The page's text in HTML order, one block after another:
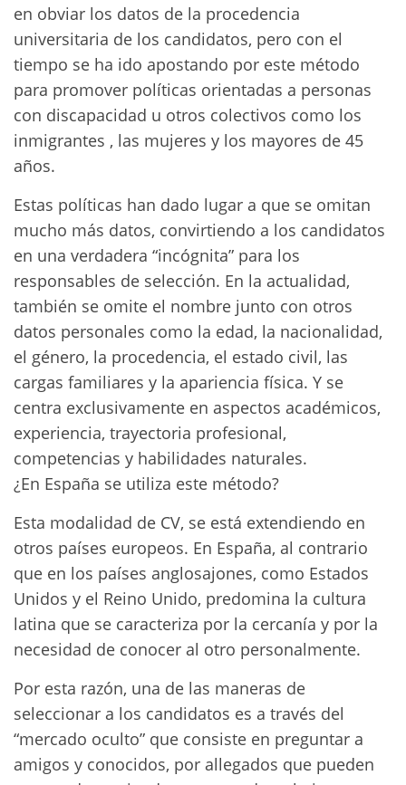
en obviar los datos de la procedencia
universitaria de los candidatos, pero con el
tiempo se ha ido apostando por este método
para promover políticas orientadas a personas
con discapacidad u otros colectivos como los
inmigrantes , las mujeres y los mayores de 45
años.
Estas políticas han dado lugar a que se omitan
mucho más datos, convirtiendo a los candidatos
en una verdadera “incógnita” para los
responsables de selección. En la actualidad,
también se omite el nombre junto con otros
datos personales como la edad, la nacionalidad,
el género, la procedencia, el estado civil, las
cargas familiares y la apariencia física. Y se
centra exclusivamente en aspectos académicos,
experiencia, trayectoria profesional,
competencias y habilidades naturales.
¿En España se utiliza este método?
Esta modalidad de CV, se está extendiendo en
otros países europeos. En España, al contrario
que en los países anglosajones, como Estados
Unidos y el Reino Unido, predomina la cultura
latina que se caracteriza por la cercanía y por la
necesidad de conocer al otro personalmente.
Por esta razón, una de las maneras de
seleccionar a los candidatos es a través del
“mercado oculto” que consiste en preguntar a
amigos y conocidos, por allegados que pueden